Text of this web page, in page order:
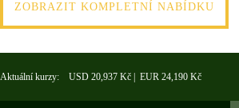
ZOBRAZIT KOMPLETNÍ NABÍDKU
Aktuální kurzy: USD 20,937 Kč | EUR 24,190 Kč